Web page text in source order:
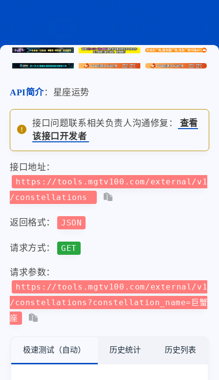
API简介：星座运势
接口问题联系相关负责人沟通修复：
查看
该接口开发者
接口地址：
https://tools.mgtv100.com/external/v1
/constellations
返回格式： JSON
请求方式： GET
请求参数：
https://tools.mgtv100.com/external/v1
/constellations?constellation_name=巨蟹
座
极速测试（自动） 历史统计 历史列表